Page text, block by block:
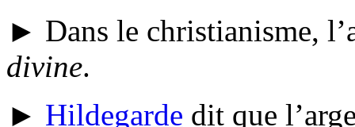
► Dans le christianisme,
divine.
► Hildegarde dit que